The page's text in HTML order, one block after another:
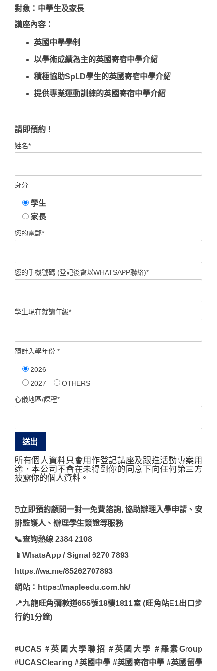
對象：中學生及家長
講座內容：
英國中學學制
以學術成績為主的英國寄宿中學介紹
積極協助SpLD學生的英國寄宿中學介紹
提供專業運動訓練的英國寄宿中學介紹
請即預約！
姓名*
身分
學生
家長
您的電郵*
您的手機號碼 (登記後會以WHATSAPP聯絡)*
學生現在就讀年級*
預計入學年份 *
2026
2027
OTHERS
心儀地區/課程*
所有個人資料只會用作登記講座及跟進活動專案用
途，本公司不會在未得到你的同意下向任何第三方
披露你的個人資料。
🖱立即預約顧問一對一免費諮詢, 協助辦理入學申請、安
排監護人、辦理學生簽證等服務
📞查詢熱線 2384 2108
📱WhatsApp / Signal 6270 7893
https://wa.me/85262707893
網站：https://mapleedu.com.hk/
📍九龍旺角彌敦道655號18樓1811室 (旺角站E1出口步
行約1分鐘)
#UCAS #英國大學聯招 #英國大學 #羅素Group
#UCASClearing #英國中學 #英國寄宿中學 #英國留學